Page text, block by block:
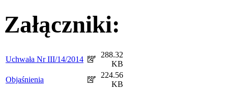
Załączniki:
Uchwała Nr III/14/2014
288.32
KB
Objaśnienia
224.56
KB